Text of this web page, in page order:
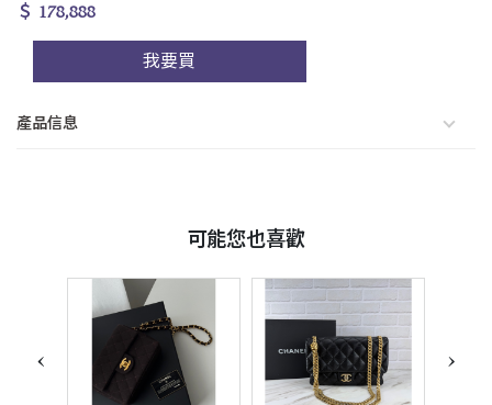
＄ 178,888
我要買
產品信息
可能您也喜歡
‹ ›